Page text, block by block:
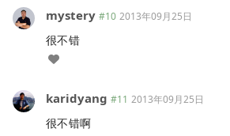
mystery #10 2013年09月25日
很不错
karidyang #11 2013年09月25日
很不错啊